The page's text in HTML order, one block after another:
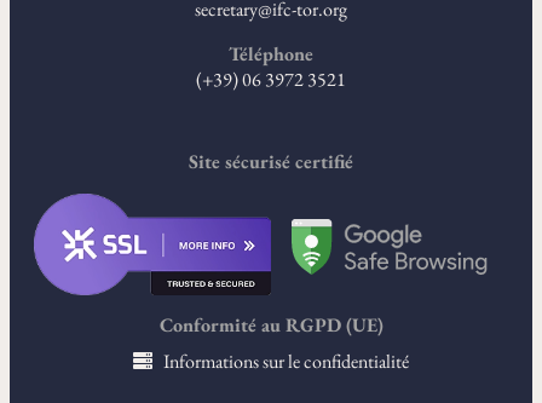
secretary@ifc-tor.org
Téléphone
(+39) 06 3972 3521
Site sécurisé certifié
Conformité au RGPD (UE)
Informations sur le confidentialité